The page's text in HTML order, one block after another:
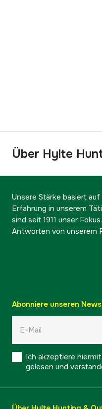
Über Hylte
Unsere Stärke basiert
Erfahrung in unserem
sind seit 1911 unser
Antworten von unserem
Abonniere unseren
Ich akzeptiere
gelesen und